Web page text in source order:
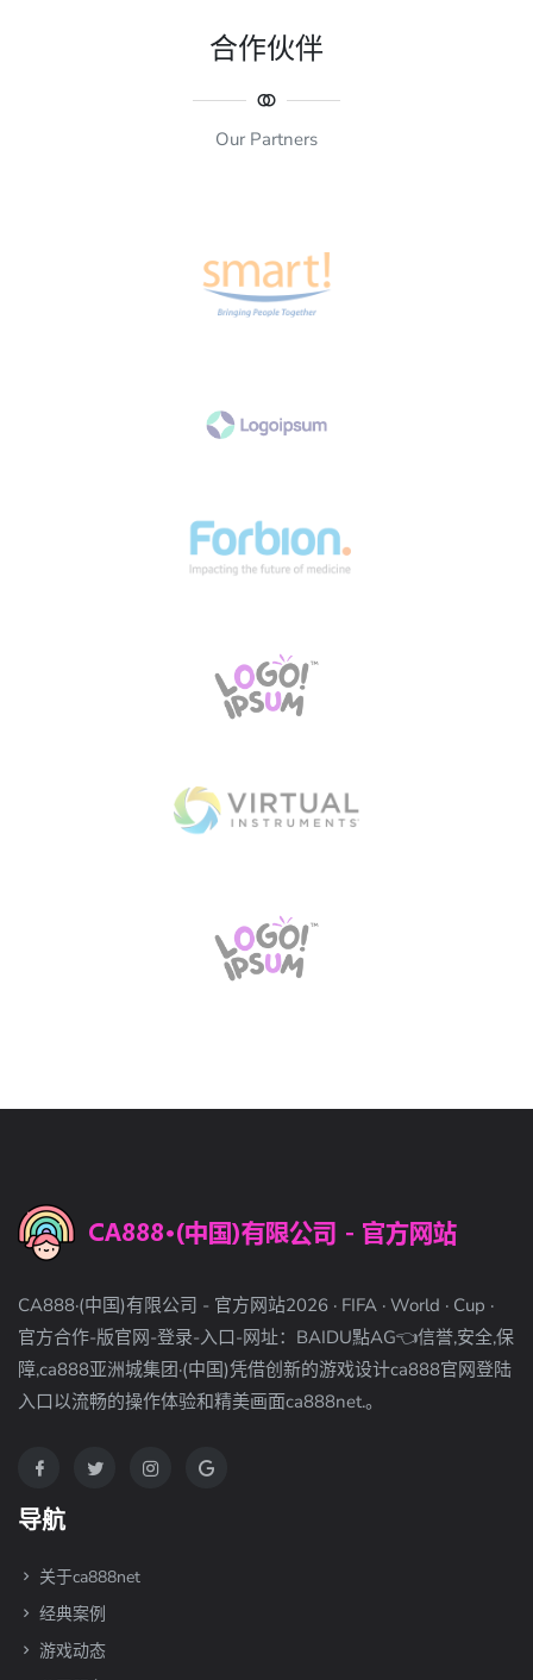
合作伙伴
Our Partners
CA888·(中国)有限公司 - 官方网站2026 · FIFA · World · Cup ·
官方合作-版官网-登录-入口-网址：BAIDU點AG👈信誉,安全,保
障,ca888亚洲城集团·(中国)凭借创新的游戏设计ca888官网登陆
入口以流畅的操作体验和精美画面ca888net.。
导航
关于ca888net
经典案例
游戏动态